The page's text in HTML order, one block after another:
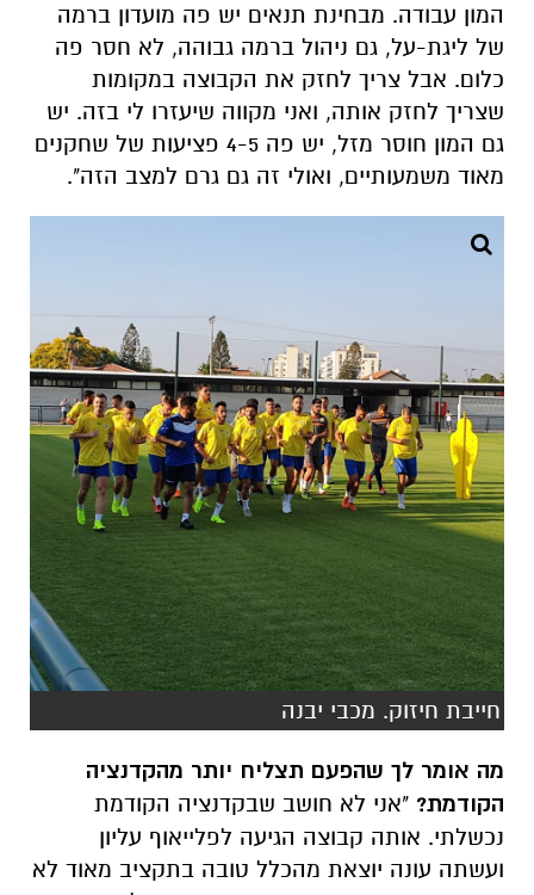
המון עבודה. מבחינת תנאים יש פה מועדון ברמה
של ליגת-על, גם ניהול ברמה גבוהה, לא חסר פה
כלום. אבל צריך לחזק את הקבוצה במקומות
שצריך לחזק אותה, ואני מקווה שיעזרו לי בזה. יש
גם המון חוסר מזל, יש פה 4-5 פציעות של שחקנים
מאוד משמעותיים, ואולי זה גם גרם למצב הזה".
חייבת חיזוק. מכבי יבנה
מה אומר לך שהפעם תצליח יותר מהקדנציה
הקודמת? "אני לא חושב שבקדנציה הקודמת
נכשלתי. אותה קבוצה הגיעה לפלייאוף עליון
ועשתה עונה יוצאת מהכלל טובה בתקציב מאוד לא